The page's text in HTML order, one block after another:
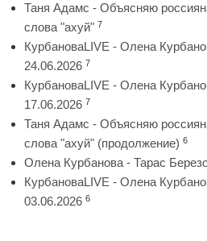
Таня Адамс - Объясняю
слова "ахуй" 7
КурбановаLIVE - Олена
24.06.2026 7
КурбановаLIVE - Олена
17.06.2026 7
Таня Адамс - Объясняю
слова "ахуй" (продолжение) 6
Олена Курбанова - Тарас
КурбановаLIVE - Олена
03.06.2026 6